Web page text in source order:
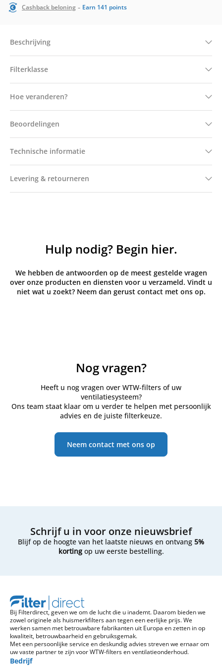
Cashback beloning - Earn 141 points
Beschrijving
Filterklasse
Hoe veranderen?
Beoordelingen
Technische informatie
Levering & retourneren
Hulp nodig? Begin hier.
We hebben de antwoorden op de meest gestelde vragen
over onze producten en diensten voor u verzameld. Vindt u
niet wat u zoekt? Neem dan gerust contact met ons op.
Nog vragen?
Heeft u nog vragen over WTW-filters of uw
ventilatiesysteem?
Ons team staat klaar om u verder te helpen met persoonlijk
advies en de juiste filterkeuze.
Neem contact met ons op
Schrijf u in voor onze nieuwsbrief
Blijf op de hoogte van het laatste nieuws en ontvang 5%
kortingop uw eerste bestelling.
Bij Filterdirect, geven we om de lucht die u inademt. Daarom bieden we
zowel originele als huismerkfilters aan tegen een eerlijke prijs. We
werken samen met betrouwbare fabrikanten uit Europa en zetten in op
kwaliteit, betrouwbaarheid en gebruiksgemak.
Met een persoonlijke service en deskundig advies streven we ernaar om
uw vaste partner te zijn voor WTW-filters en ventilatieonderhoud.
Bedrijf